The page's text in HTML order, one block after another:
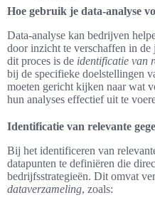
Hoe gebruik je data-analyse
Data-analyse kan bedrijven
door inzicht te verschaffen in de
dit proces is de identificatie van
bij de specifieke doelstellingen
moeten gericht kijken naar wat
hun analyses effectief uit te
Identificatie van relevante
Bij het identificeren van
datapunten te definiëren die
bedrijfsstrategieën. Dit omvat
dataverzameling, zoals: